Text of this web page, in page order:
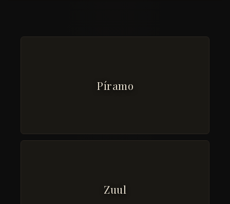
Píramo
Zuul